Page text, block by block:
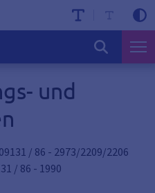
und
/ 86 - 2973/2209/2206
/ 86 - 1990